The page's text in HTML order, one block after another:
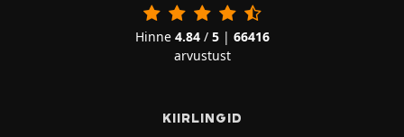
Hinne 4.84/ 5| 66416
arvustust
KIIRLINGID